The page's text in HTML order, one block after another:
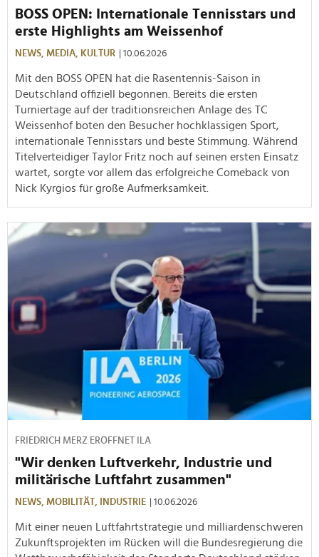
BOSS OPEN: Internationale Tennisstars und
erste Highlights am Weissenhof
NEWS, MEDIA, KULTUR | 10.06.2026
Mit den BOSS OPEN hat die Rasentennis-Saison in
Deutschland offiziell begonnen. Bereits die ersten
Turniertage auf der traditionsreichen Anlage des TC
Weissenhof boten den Besucher hochklassigen Sport,
internationale Tennisstars und beste Stimmung. Während
Titelverteidiger Taylor Fritz noch auf seinen ersten Einsatz
wartet, sorgte vor allem das erfolgreiche Comeback von
Nick Kyrgios für große Aufmerksamkeit.
FRIEDRICH MERZ ERÖFFNET ILA
"Wir denken Luftverkehr, Industrie und
militärische Luftfahrt zusammen"
NEWS, MOBILITÄT, INDUSTRIE | 10.06.2026
Mit einer neuen Luftfahrtstrategie und milliardenschweren
Zukunftsprojekten im Rücken will die Bundesregierung die